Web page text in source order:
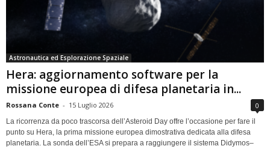
Astronautica ed Esplorazione Spaziale
Hera: aggiornamento software per la
missione europea di difesa planetaria in...
Rossana Conte - 15 Luglio 2026 0
La ricorrenza da poco trascorsa dell’Asteroid Day offre l’occasione per fare il
punto su Hera, la prima missione europea dimostrativa dedicata alla difesa
planetaria. La sonda dell’ESA si prepara a raggiungere il sistema Didymos–